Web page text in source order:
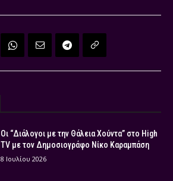
Οι “Διάλογοι με την Θάλεια Χούντα” στο High
TV με τον Δημοσιογράφο Νίκο Καραμπάση
8 Ιουλίου 2026